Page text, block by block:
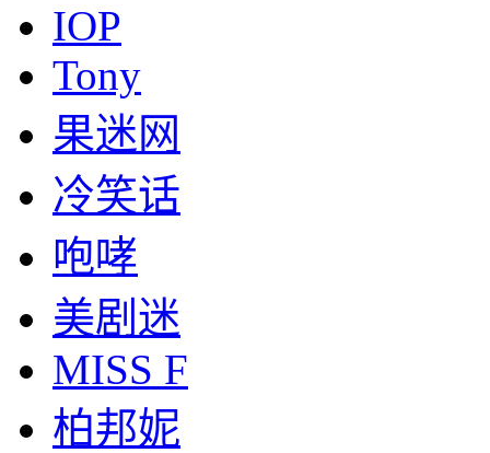
IOP
Tony
果迷网
冷笑话
咆哮
美剧迷
MISS F
柏邦妮